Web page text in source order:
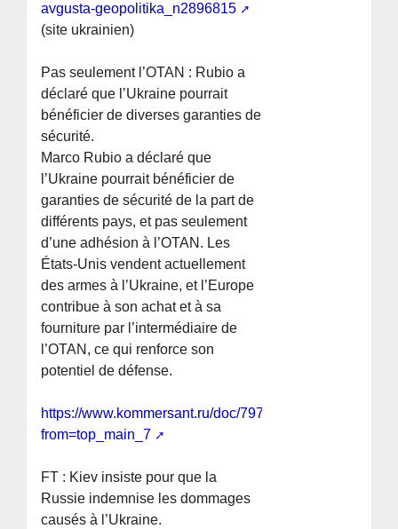
avgusta-geopolitika_n2896815
(site ukrainien)
Pas seulement l’OTAN : Rubio a
déclaré que l’Ukraine pourrait
bénéficier de diverses garanties de
sécurité.
Marco Rubio a déclaré que
l’Ukraine pourrait bénéficier de
garanties de sécurité de la part de
différents pays, et pas seulement
d’une adhésion à l’OTAN. Les
États-Unis vendent actuellement
des armes à l’Ukraine, et l’Europe
contribue à son achat et à sa
fourniture par l’intermédiaire de
l’OTAN, ce qui renforce son
potentiel de défense.
https://www.kommersant.ru/doc/7973524?
from=top_main_7
FT : Kiev insiste pour que la
Russie indemnise les dommages
causés à l’Ukraine.